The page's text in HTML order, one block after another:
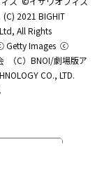
(C) 2021 BIGHIT
All Rights
Getty Images ⓒ
（C）BNOI/劇場版ア
CO., LTD.